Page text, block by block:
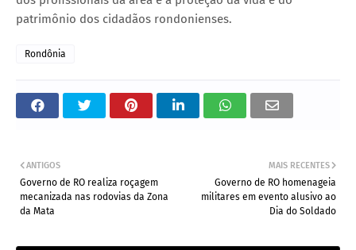
patrimônio dos cidadãos rondonienses.
Rondônia
MAIS RECENTES
Governo de RO homenageia
militares em evento alusivo ao
Dia do Soldado
ANTIGOS
Governo de RO realiza roçagem
mecanizada nas rodovias da Zona
da Mata